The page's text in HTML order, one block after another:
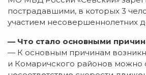
пострадавшими, в которых 3
участием несовершеннолетних
— Что стало основными
— К основным причинам
и Комаричского районов можно